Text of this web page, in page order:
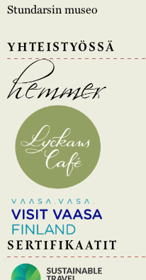
Stundarsin museo
YHTEISTYÖSSÄ
SERTIFIKAATIT